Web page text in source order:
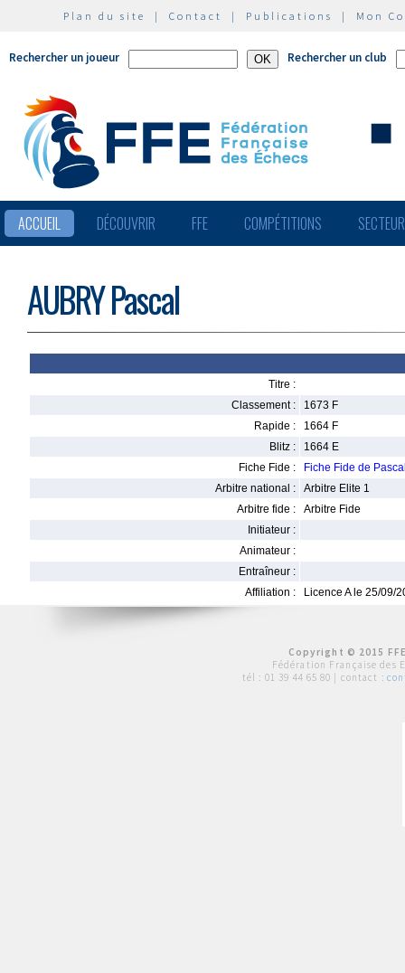
Plan du site | Contact | Publications | Mon
Rechercher un joueur Rechercher un club
ACCUEIL DÉCOUVRIR FFE COMPÉTITIONS
AUBRY Pascal
Titre :
Classement :
1673 F
Rapide :
1664 F
Blitz :
1664 E
Fiche Fide :
Fiche Fide de
Arbitre national :
Arbitre Elite 1
Arbitre fide :
Arbitre Fide
Initiateur :
Animateur :
Entraîneur :
Affiliation :
Licence A le 25/09/
Copyright © 2015
Fédération Française des
tél : 01 39 44 65 80 | contact :